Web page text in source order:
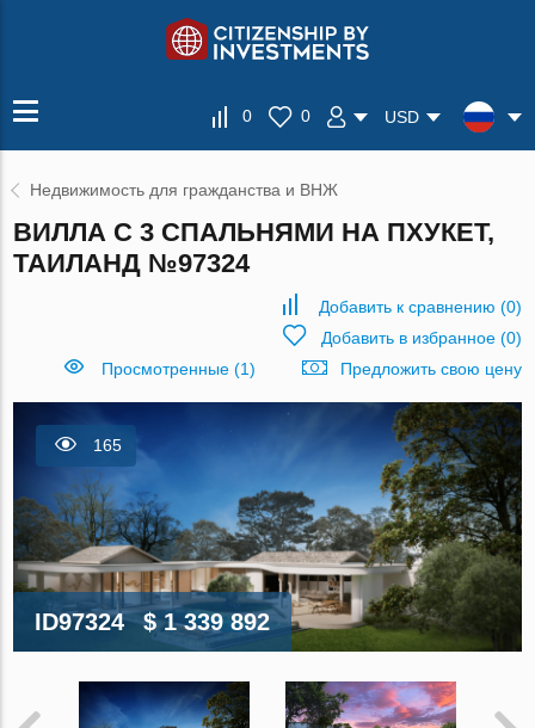
0 0 USD
Недвижимость для гражданства и ВНЖ
ВИЛЛА С 3 СПАЛЬНЯМИ НА ПХУКЕТ,
ТАИЛАНД №97324
Добавить к сравнению (0)
Добавить в избранное(0)
Просмотренные (1)
Предложить свою цену
165
ID97324 $ 1 339 892